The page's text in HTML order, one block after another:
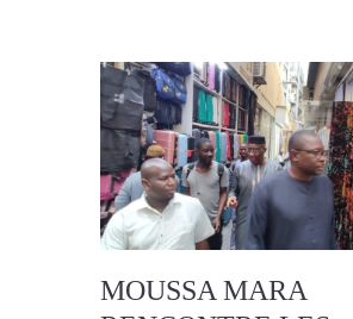
MOUSSA MARA